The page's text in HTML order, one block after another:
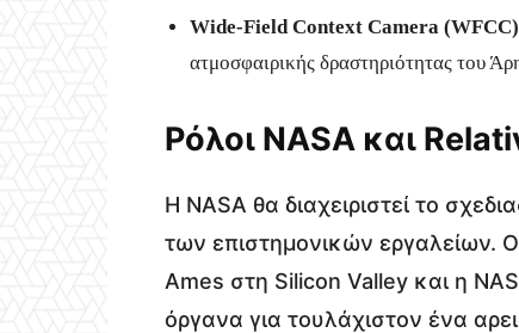
Wide-Field Context Camera
ατμοσφαιρικής δραστηριότητας του
Ρόλοι NASA και
Η NASA θα διαχειριστεί το
των επιστημονικών εργαλείων.
Ames στη Silicon Valley και η
όργανα για τουλάχιστον ένα